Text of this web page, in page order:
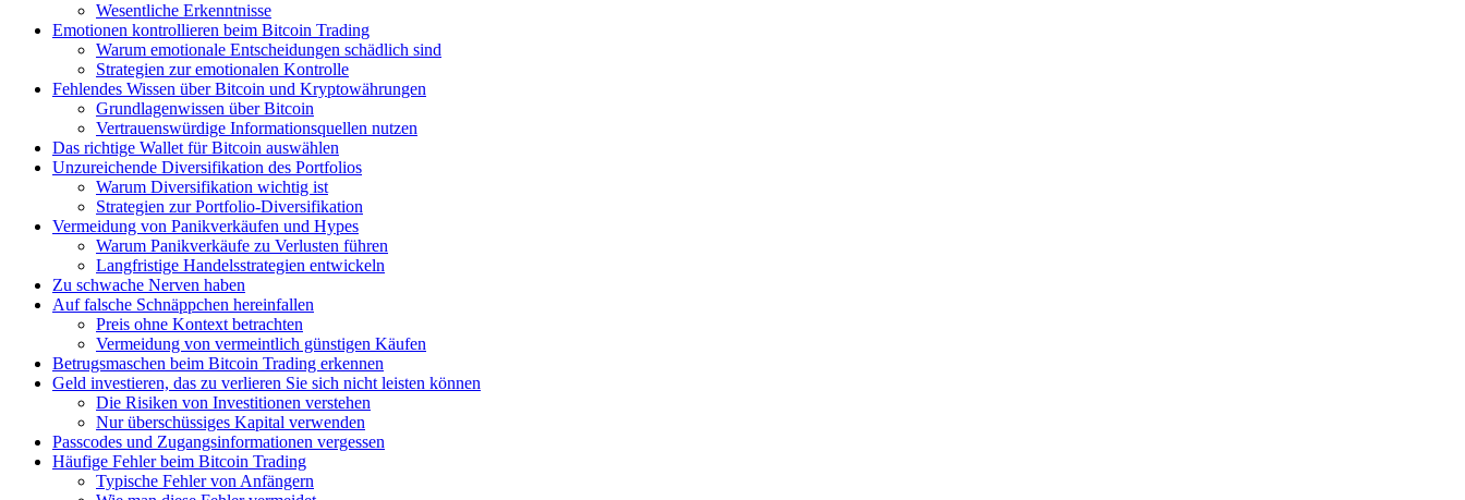
Wesentliche Erkenntnisse
Emotionen kontrollieren beim Bitcoin Trading
Warum emotionale Entscheidungen schädlich sind
Strategien zur emotionalen Kontrolle
Fehlendes Wissen über Bitcoin und Kryptowährungen
Grundlagenwissen über Bitcoin
Vertrauenswürdige Informationsquellen nutzen
Das richtige Wallet für Bitcoin auswählen
Unzureichende Diversifikation des Portfolios
Warum Diversifikation wichtig ist
Strategien zur Portfolio-Diversifikation
Vermeidung von Panikverkäufen und Hypes
Warum Panikverkäufe zu Verlusten führen
Langfristige Handelsstrategien entwickeln
Zu schwache Nerven haben
Auf falsche Schnäppchen hereinfallen
Preis ohne Kontext betrachten
Vermeidung von vermeintlich günstigen Käufen
Betrugsmaschen beim Bitcoin Trading erkennen
Geld investieren, das zu verlieren Sie sich nicht leisten können
Die Risiken von Investitionen verstehen
Nur überschüssiges Kapital verwenden
Passcodes und Zugangsinformationen vergessen
Häufige Fehler beim Bitcoin Trading
Typische Fehler von Anfängern